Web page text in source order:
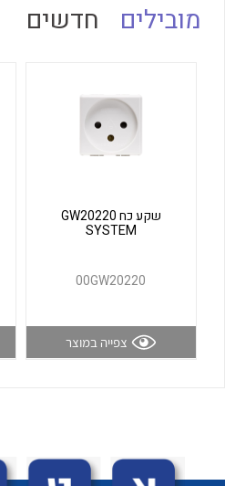
לכל מוצרי היצרן
מובילים חדשים
שקע כח GW20220
SYSTEM
00GW20220
צפייה במוצר